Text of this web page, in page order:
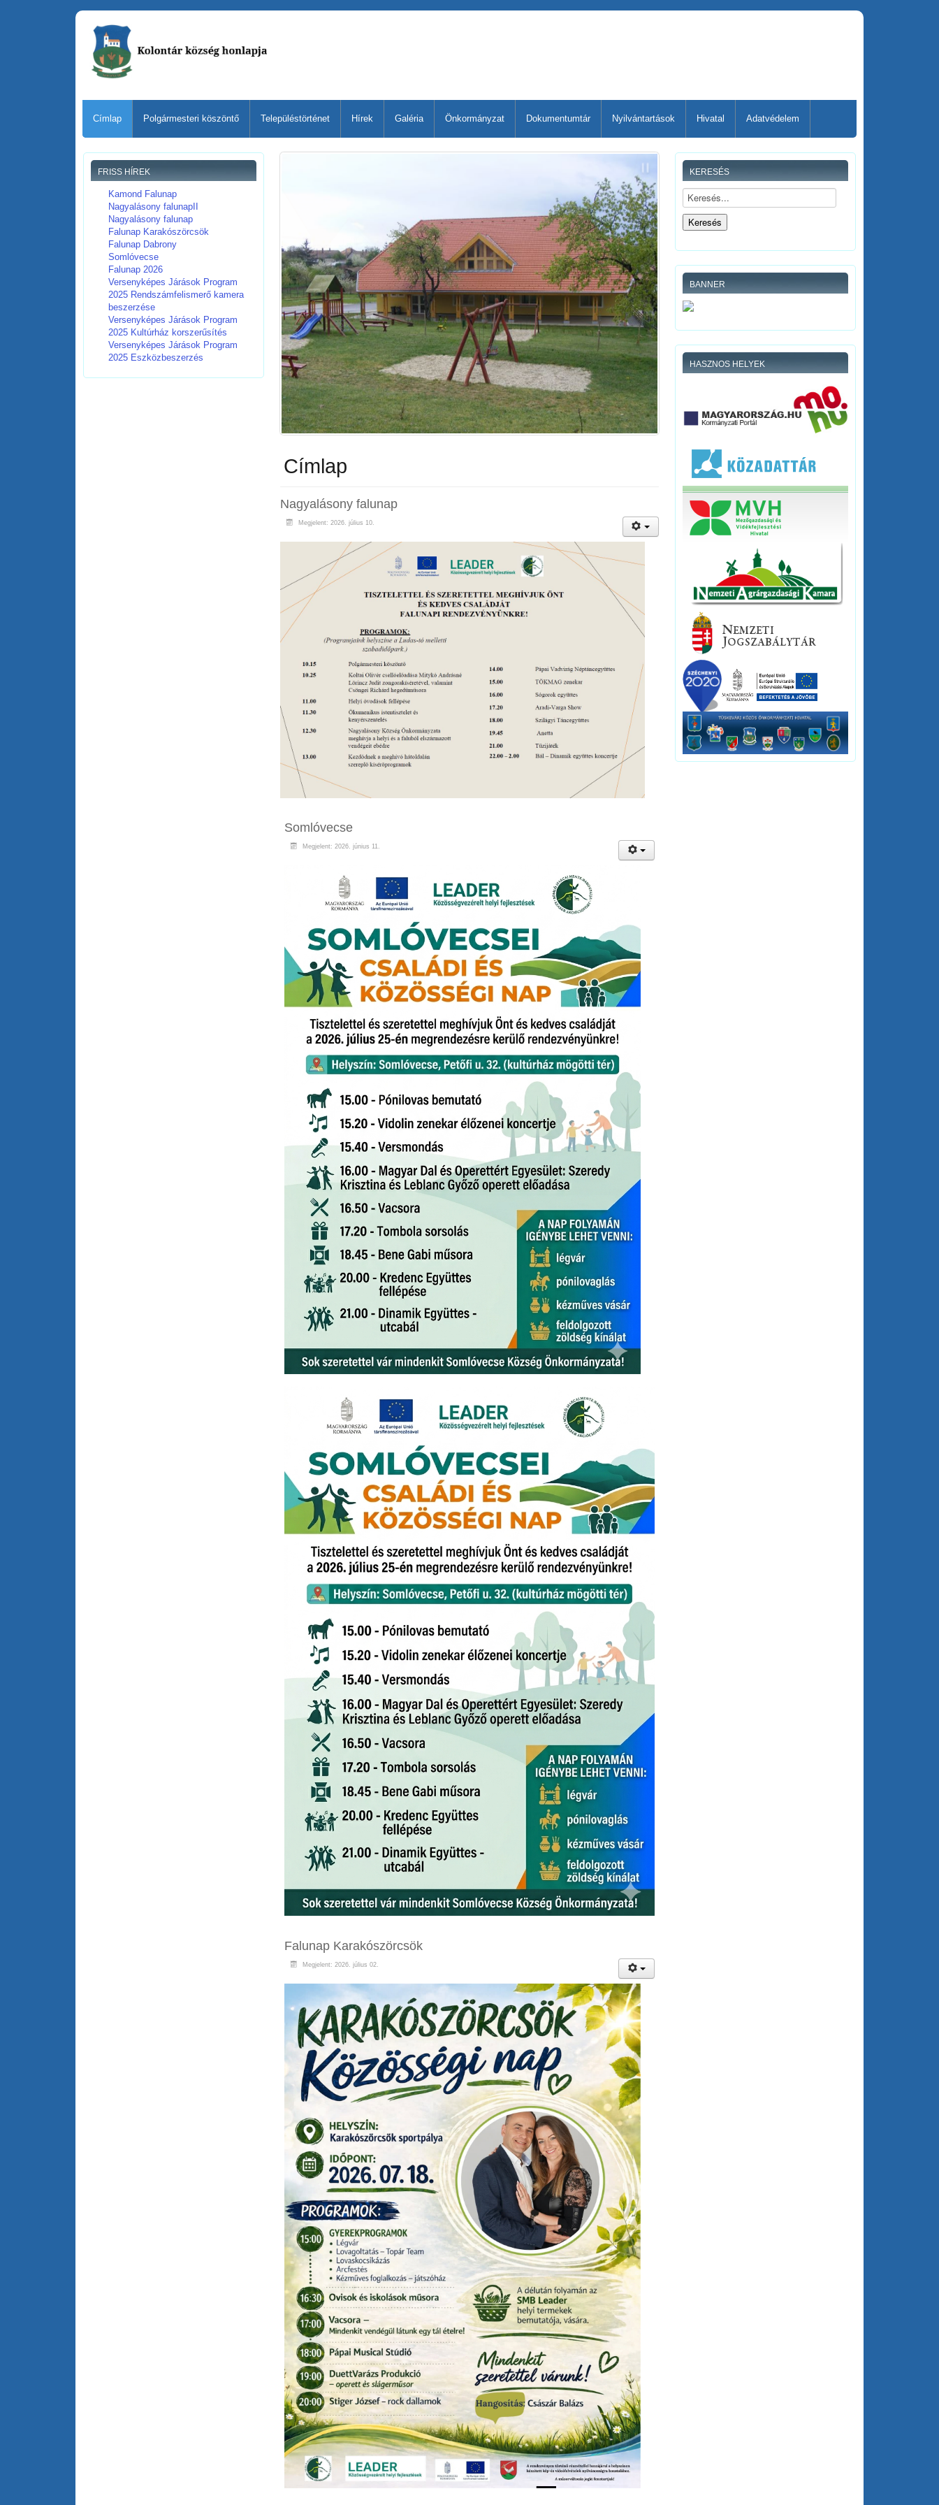
Címlap Polgármesteri köszöntő Településtörténet Hírek Galéria Önkormányzat Dokumentumtár Nyilvántartások Hivatal Adatvédelem
FRISS HÍREK
Kamond Falunap
Nagyalásony falunapII
Nagyalásony falunap
Falunap Karakószörcsök
Falunap Dabrony
Somlóvecse
Falunap 2026
Versenyképes Járások Program
2025 Rendszámfelismerő kamera
beszerzése
Versenyképes Járások Program
2025 Kultúrház korszerűsítés
Versenyképes Járások Program
2025 Eszközbeszerzés
Címlap
Nagyalásony falunap
Megjelent: 2026. július 10.
Somlóvecse
Megjelent: 2026. június 11.
Falunap Karakószörcsök
Megjelent: 2026. július 02.
KERESÉS
BANNER
HASZNOS HELYEK